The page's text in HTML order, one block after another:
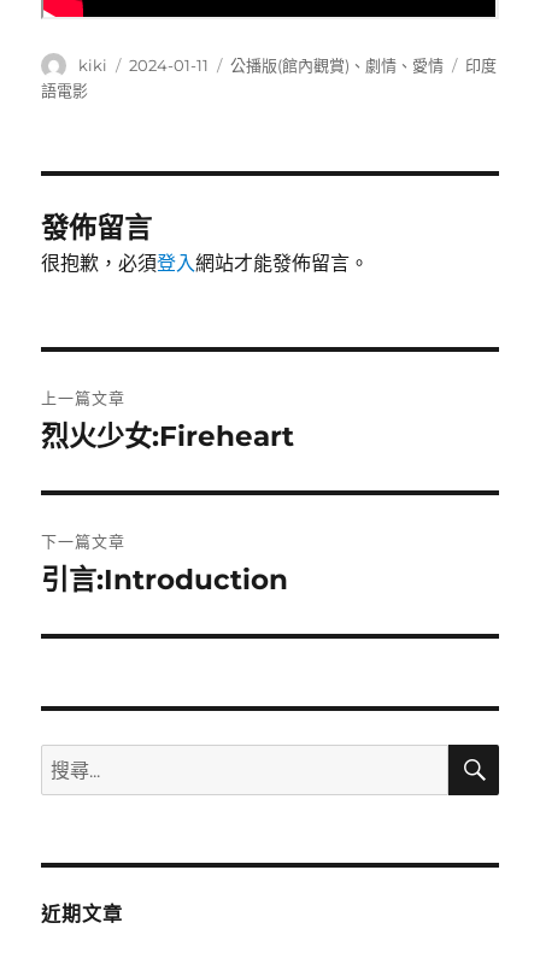
作
者
kiki
發
2024-01-11
分
公播版(館內觀賞) 、 劇情 、 愛情
標
印度
語電影
發佈留言
很抱歉，必須登入網站才能發佈留言。
章
覽
上一篇文章
上
篇
文
章:
烈火少女:Fireheart
下一篇文章
下
篇
章:
引言:Introduction
搜
尋
鍵
搜
近期文章